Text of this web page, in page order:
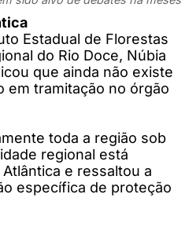
Estadual de Florestas
do Rio Doce, Núbia
que ainda não existe
em tramitação no órgão
toda a região sob
regional está
e ressaltou a
específica de proteção